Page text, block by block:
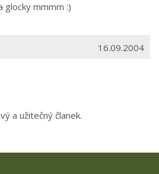
glocky mmmm :)
16.09.2004
a užitečný članek.